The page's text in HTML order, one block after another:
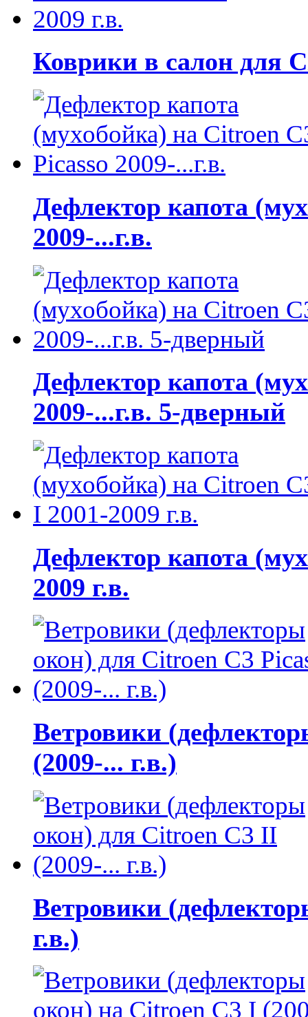
Коврики в салон для
Дефлектор капота
2009-...г.в.
Дефлектор капота
2009-...г.в. 5-дверный
Дефлектор капота
2009 г.в.
Ветровики
(2009-... г.в.)
Ветровики
г.в.)